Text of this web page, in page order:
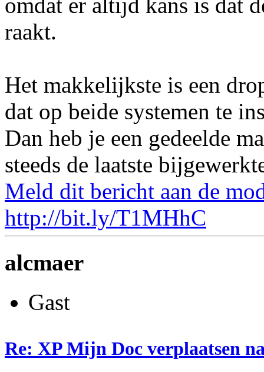
raakt.
Het makkelijkste is een
dat op beide systemen te
Dan heb je een gedeelde
steeds de laatste
Meld dit bericht aan de
http://bit.ly/T1MHhC
alcmaer
Gast
Re: XP Mijn Doc verplaatsen